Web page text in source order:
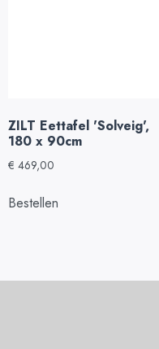
ZILT Eettafel 'Solveig',
180 x 90cm
€ 469,00
Bestellen